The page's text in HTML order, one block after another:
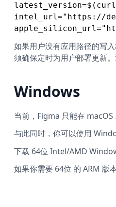
intel_url="https://
如果用户没有应用路径的写
须确保定时为用户部署更新
Windows
当前，Figma 只能在
与此同时，你可以使用
下载 64位 Intel/AMD
如果你需要 64位 的 ARM 版